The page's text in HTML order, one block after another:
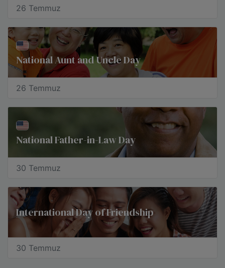
26 Temmuz
National Aunt and Uncle Day
26 Temmuz
National Father-in-Law Day
30 Temmuz
International Day of Friendship
30 Temmuz